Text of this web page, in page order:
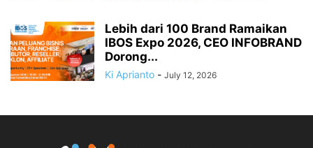
Lebih dari 100 Brand Ramaikan
IBOS Expo 2026, CEO INFOBRAND
Dorong...
Ki Aprianto - July 12, 2026